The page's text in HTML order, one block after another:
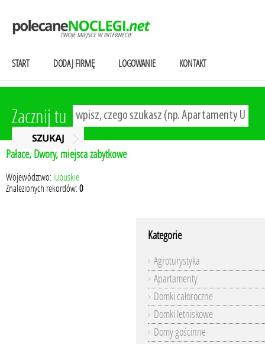
START DODAJ FIRMĘ LOGOWANIE KONTAKT
Zacznij tu
Pałace, Dwory, miejsca zabytkowe
Województwo: lubuskie
Znalezionych rekordów:0
Kategorie
Agroturystyka
Apartamenty
Domki całoroczne
Domki letniskowe
Domy gościnne